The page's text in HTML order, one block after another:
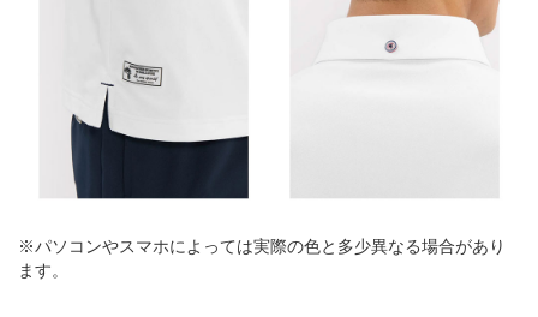
※パソコンやスマホによっては実際の色と多少異なる場合があり
ます。